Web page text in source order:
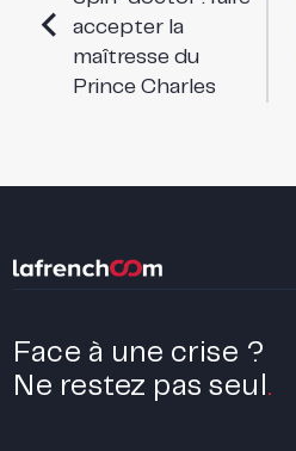
accepter la
maîtresse du
Prince Charles
Face à une crise ?
Ne restez pas seul .